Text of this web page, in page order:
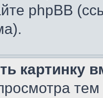
phpBB
картинку